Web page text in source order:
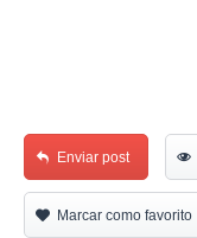
Enviar post
Marcar como favorito